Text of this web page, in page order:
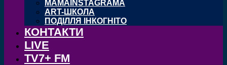
MAMAINSTAGRAMA
ART-ШКОЛА
ПОДІЛЛЯ ІНКОГНІТО
КОНТАКТИ
LIVE
TV7+ FM